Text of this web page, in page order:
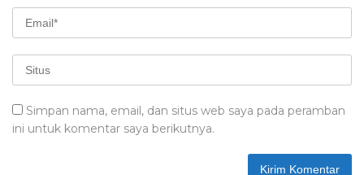
Simpan nama, email, dan situs web saya pada peramban
ini untuk komentar saya berikutnya.